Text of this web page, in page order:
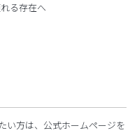
る存在へ
い方は、公式ホームページを